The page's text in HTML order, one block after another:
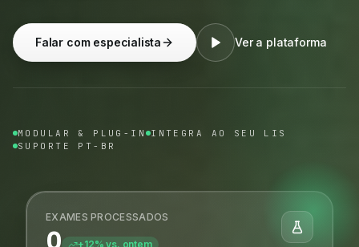
Falar com especialista Ver a plataforma
MODULAR & PLUG-IN INTEGRA AO SEU LIS
SUPORTE PT-BR
EXAMES PROCESSADOS
+12% vs. ontem